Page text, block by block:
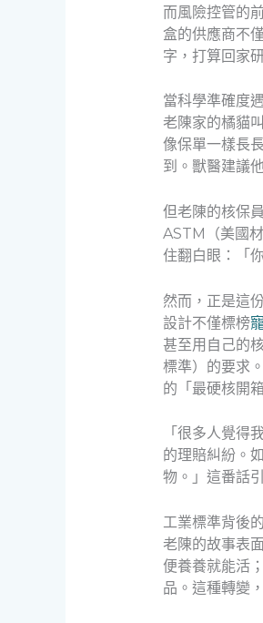
而風險控管的
盒的供應商不
字，打算回家
當科學準確度
老陳家的橘貓
像保單一樣長
到。獸醫建議
但老陳的核保
ASTM（美國
住翻白眼：「
然而，正是這
設計不僅標榜
甚至用自己的
標準）的要求
的「最硬核開
「很多人覺得
的理賠糾紛。
物。」這番話
工業標準背後
老陳的故事表
便養養就能活
品。這種轉變